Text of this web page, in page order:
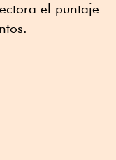
el puntaje